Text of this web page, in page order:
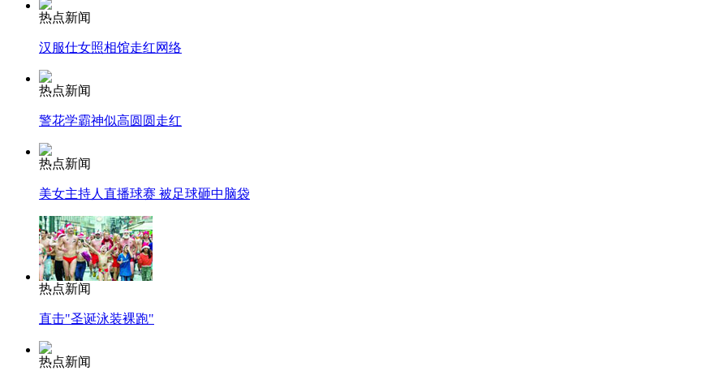
纽约上演“枕头大战”
司机酒驾遇交警 急速倒车逃窜
热点新闻
汉服仕女照相馆走红网络
热点新闻
警花学霸神似高圆圆走红
热点新闻
美女主持人直播球赛 被足球砸中脑袋
热点新闻
直击"圣诞泳装裸跑"
热点新闻